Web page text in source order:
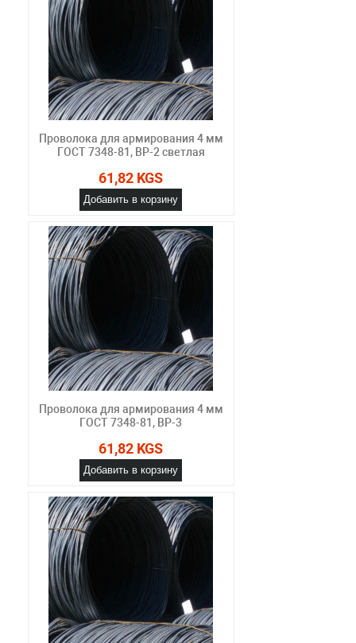
Проволока для армирования 4 мм
ГОСТ 7348-81, ВР-2 светлая
61,82 KGS
Добавить в корзину
Проволока для армирования 4 мм
ГОСТ 7348-81, ВР-3
61,82 KGS
Добавить в корзину